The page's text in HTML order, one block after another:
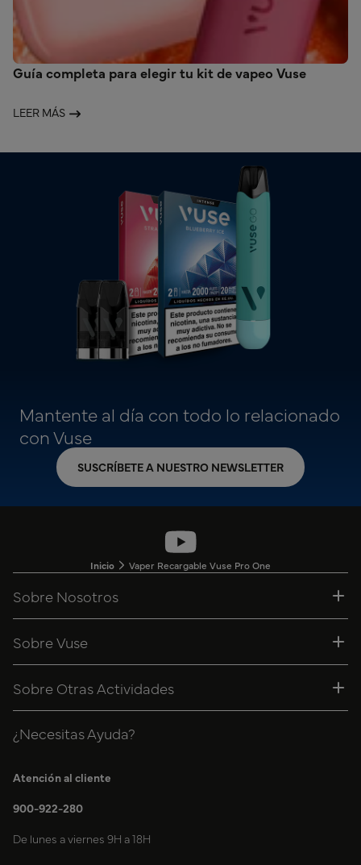
Guía completa para elegir tu kit de vapeo Vuse
LEER MÁS
Mantente al día con todo lo relacionado
con Vuse
SUSCRÍBETE A NUESTRO NEWSLETTER
Inicio Vaper Recargable Vuse Pro One
Sobre Nosotros
Sobre Vuse
Sobre Otras Actividades
¿Necesitas Ayuda?
Atención al cliente
900-922-280
De lunes a viernes 9H a 18H